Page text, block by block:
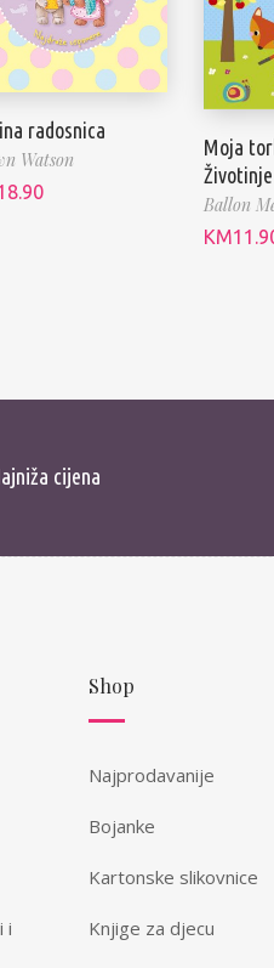
radosnica
Watson
Moja
Životinje
Ballon
KM
cijena
i
Shop
Najprodavanije
Bojanke
Kartonske slikovnice
Knjige za djecu